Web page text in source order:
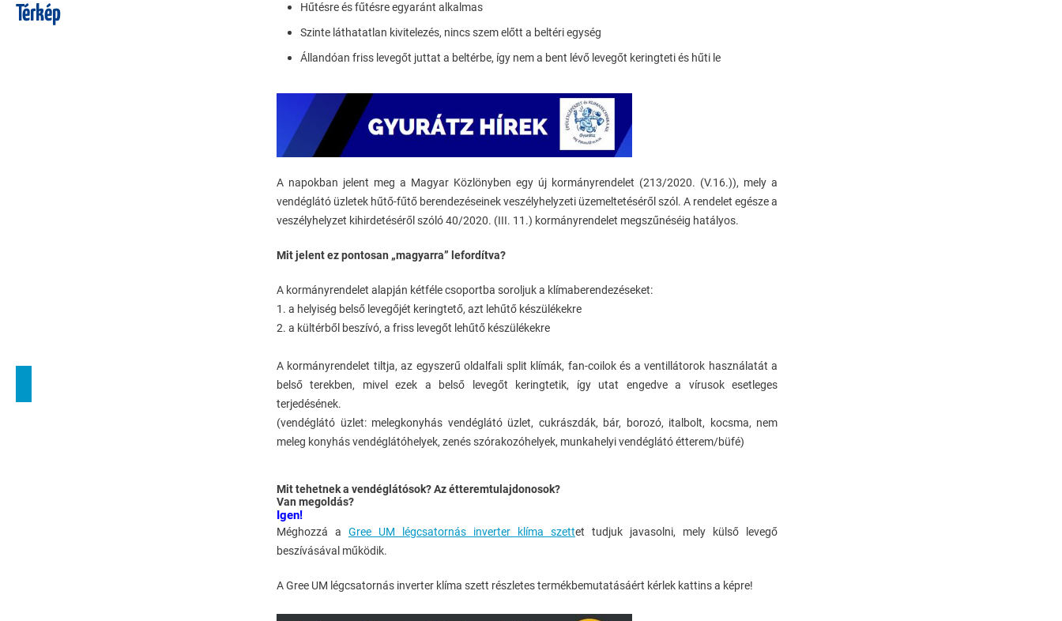
Térkép
Hűtésre és fűtésre egyaránt alkalmas
Szinte láthatatlan kivitelezés, nincs szem előtt a beltéri egység
Állandóan friss levegőt juttat a beltérbe, így nem a bent lévő levegőt keringteti és hűti le
A napokban jelent meg a Magyar Közlönyben egy új kormányrendelet (213/2020. (V.16.)), mely a
vendéglátó üzletek hűtő-fűtő berendezéseinek veszélyhelyzeti üzemeltetéséről szól. A rendelet egésze a
veszélyhelyzet kihirdetéséről szóló 40/2020. (III. 11.) kormányrendelet megszűnéséig hatályos.
Mit jelent ez pontosan „magyarra” lefordítva?
A kormányrendelet alapján kétféle csoportba soroljuk a klímaberendezéseket:
1. a helyiség belső levegőjét keringtető, azt lehűtő készülékekre
2. a kültérből beszívó, a friss levegőt lehűtő készülékekre
A kormányrendelet tiltja, az egyszerű oldalfali split klímák, fan-coilok és a ventillátorok használatát a
belső terekben, mivel ezek a belső levegőt keringtetik, így utat engedve a vírusok esetleges
terjedésének.
(vendéglátó üzlet: melegkonyhás vendéglátó üzlet, cukrászdák, bár, borozó, italbolt, kocsma, nem
meleg konyhás vendéglátóhelyek, zenés szórakozóhelyek, munkahelyi vendéglátó étterem/büfé)
Mit tehetnek a vendéglátósok? Az étteremtulajdonosok?
Van megoldás?
Igen!
Méghozzá a Gree UM légcsatornás inverter klíma szettet tudjuk javasolni, mely külső levegő
beszívásával működik.
A Gree UM légcsatornás inverter klíma szett részletes termékbemutatásáért kérlek kattins a képre!